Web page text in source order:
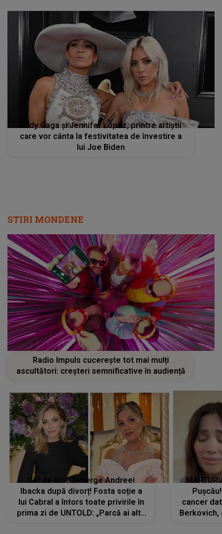
Lady Gaga și Jennifer Lopez, printre artiștii
care vor cânta la festivitatea de învestire a
lui Joe Biden
STIRI MONDENE
Radio Impuls cucerește tot mai mulți
ascultători: creșteri semnificative în audiență
Cât de bine îi merge Andreei
Ibacka după divorț! Fosta soție a
lui Cabral a întors toate privirile în
prima zi de UNTOLD: „Parcă ai altă
cancer
Berkovich,